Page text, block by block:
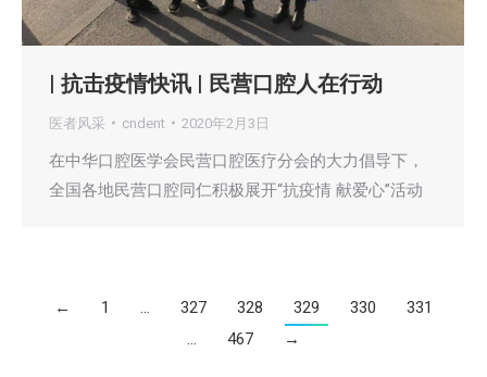
| 抗击疫情快讯 | 民营口腔人在行动
医者风采 cndent 2020年2月3日
在中华口腔医学会民营口腔医疗分会的大力倡导下，
全国各地民营口腔同仁积极展开“抗疫情 献爱心”活动
← 1 … 327 328 329 330
331
…
467 →